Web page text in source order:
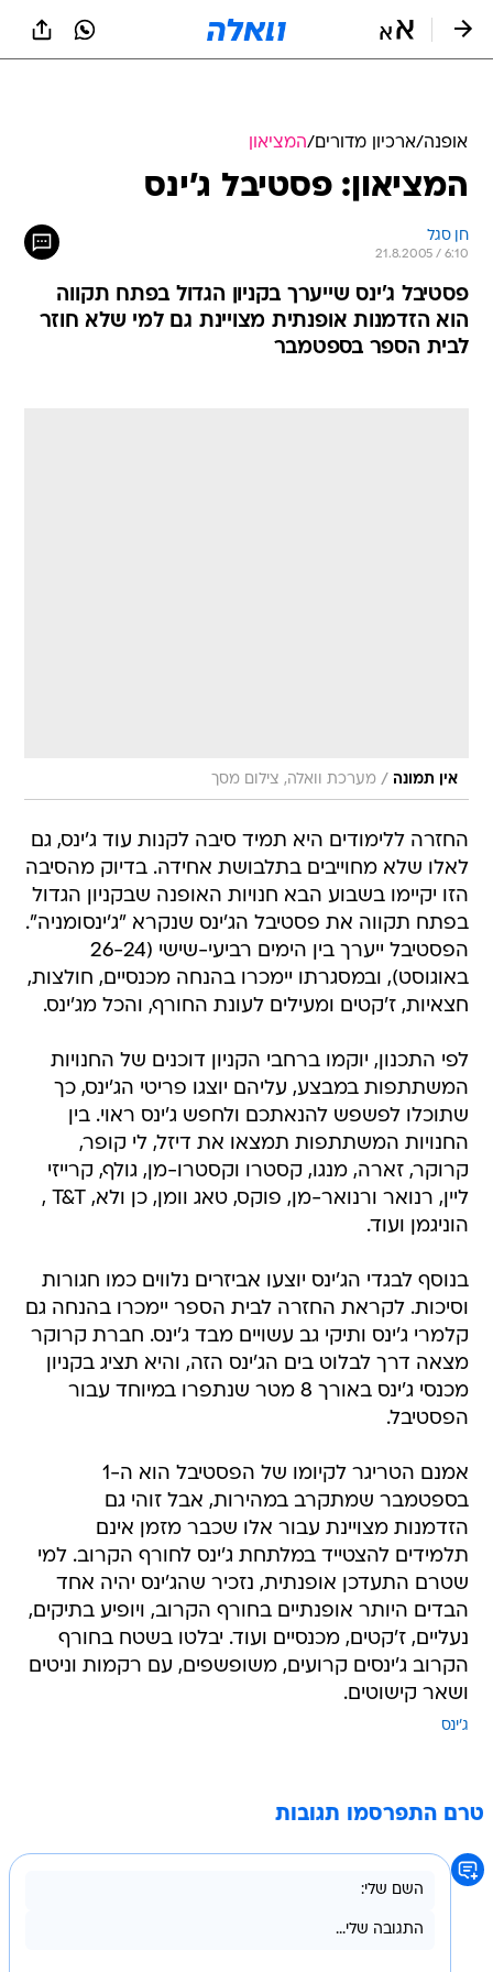
אופנה/ארכיון מדורים/המציאון
המציאון: פסטיבל ג'ינס
חן סגל
21.8.2005 / 6:10
פסטיבל ג'ינס שייערך בקניון הגדול בפתח תקווה
הוא הזדמנות אופנתית מצויינת גם למי שלא חוזר
לבית הספר בספטמבר
אין תמונה / מערכת וואלה, צילום מסך
החזרה ללימודים היא תמיד סיבה לקנות עוד ג'ינס, גם
לאלו שלא מחוייבים בתלבושת אחידה. בדיוק מהסיבה
הזו יקיימו בשבוע הבא חנויות האופנה שבקניון הגדול
בפתח תקווה את פסטיבל הג'ינס שנקרא "ג'ינסומניה".
הפסטיבל ייערך בין הימים רביעי-שישי (26-24
באוגוסט), ובמסגרתו יימכרו בהנחה מכנסיים, חולצות,
חצאיות, ז'קטים ומעילים לעונת החורף, והכל מג'ינס.
לפי התכנון, יוקמו ברחבי הקניון דוכנים של החנויות
המשתתפות במבצע, עליהם יוצגו פריטי הג'ינס, כך
שתוכלו לפשפש להנאתכם ולחפש ג'ינס ראוי. בין
החנויות המשתתפות תמצאו את דיזל, לי קופר,
קרוקר, זארה, מנגו, קסטרו וקסטרו-מן, גולף, קרייזי
ליין, רנואר ורנואר-מן, פוקס, טאג וומן, כן ולא, T&T ,
הוניגמן ועוד.
בנוסף לבגדי הג'ינס יוצעו אביזרים נלווים כמו חגורות
וסיכות. לקראת החזרה לבית הספר יימכרו בהנחה גם
קלמרי ג'ינס ותיקי גב עשויים מבד ג'ינס. חברת קרוקר
מצאה דרך לבלוט בים הג'ינס הזה, והיא תציג בקניון
מכנסי ג'ינס באורך 8 מטר שנתפרו במיוחד עבור
הפסטיבל.
אמנם הטריגר לקיומו של הפסטיבל הוא ה-1
בספטמבר שמתקרב במהירות, אבל זוהי גם
הזדמנות מצויינת עבור אלו שכבר מזמן אינם
תלמידים להצטייד במלתחת ג'ינס לחורף הקרוב. למי
שטרם התעדכן אופנתית, נזכיר שהג'ינס יהיה אחד
הבדים היותר אופנתיים בחורף הקרוב, ויופיע בתיקים,
נעליים, ז'קטים, מכנסיים ועוד. יבלטו בשטח בחורף
הקרוב ג'ינסים קרועים, משופשפים, עם רקמות וניטים
ושאר קישוטים.
ג'ינס
טרם התפרסמו תגובות